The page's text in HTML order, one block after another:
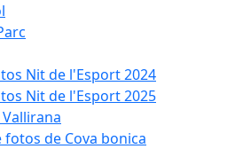
Nit de l'Esport 2024
Nit de l'Esport 2025
fotos de Cova bonica